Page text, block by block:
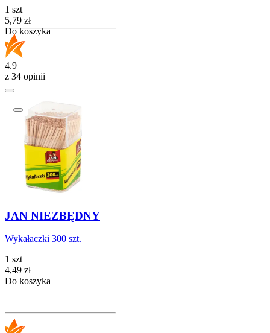
1 szt
Cena
5,79 zł
Do koszyka
4.9
z 34 opinii
JAN NIEZBĘDNY
Wykałaczki 300 szt.
1 szt
Cena
4,49 zł
Do koszyka